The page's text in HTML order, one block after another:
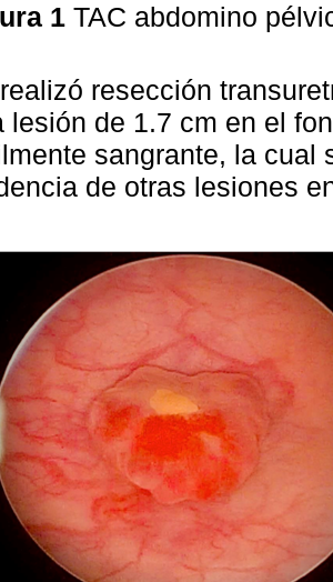
1 TAC abdomino
resección
lesión de 1.7 cm en el
sangrante, la cual
de otras lesiones